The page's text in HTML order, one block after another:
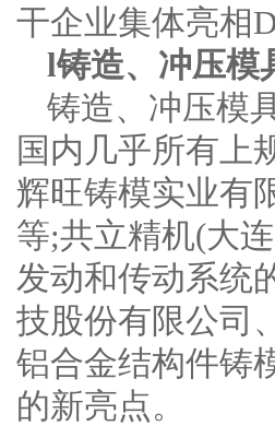
干企业集体亮相
l铸造、冲压模
铸造、冲压模
国内几乎所有上
辉旺铸模实业有
等;共立精机(大
发动和传动系统
技股份有限公司
铝合金结构件铸
的新亮点。